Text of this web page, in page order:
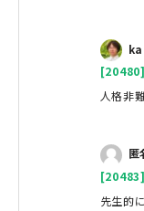
人格非
匿
先生的